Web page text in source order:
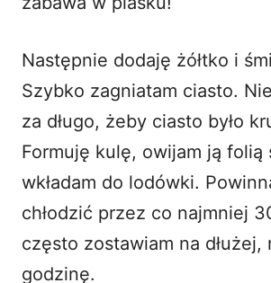
Następnie dodaję żółtko i
Szybko zagniatam ciasto.
za długo, żeby ciasto było
Formuję kulę, owijam ją folią
wkładam do lodówki.
chłodzić przez co najmniej
często zostawiam na dłużej,
godzinę.